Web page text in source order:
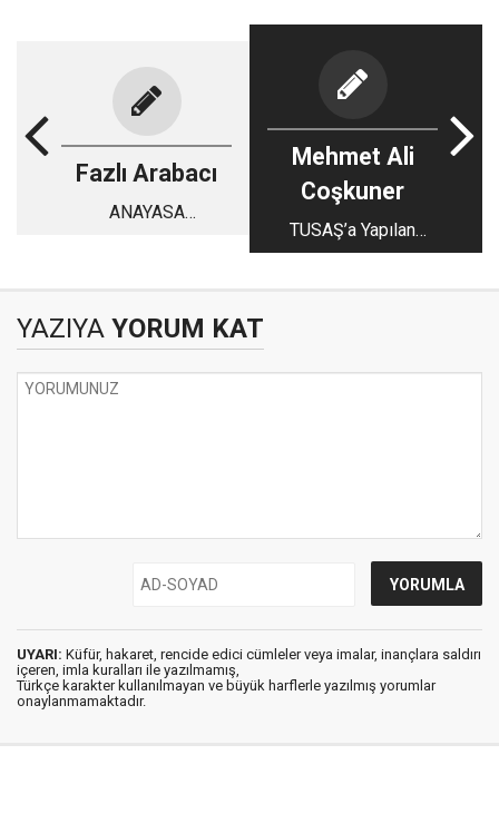
Fazlı Arabacı
ANAYASA
UYGULAMASINA
DAİR BİR ÖNERİ -3-
Mehmet Ali
Coşkuner
TUSAŞ’a Yapılan
Saldırı
YAZIYA YORUM KAT
UYARI: Küfür, hakaret, rencide edici cümleler veya imalar, inançlara saldırı
içeren, imla kuralları ile yazılmamış,
Türkçe karakter kullanılmayan ve büyük harflerle yazılmış yorumlar
onaylanmamaktadır.